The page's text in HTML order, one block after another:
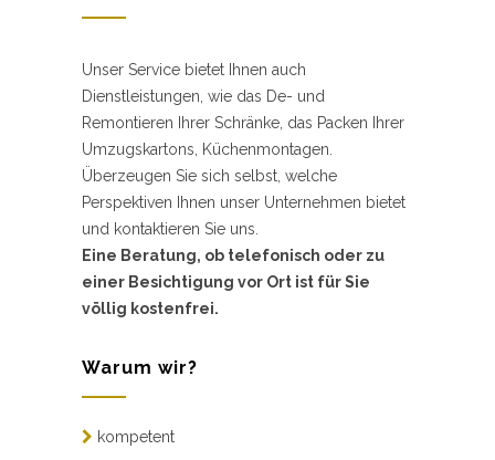
Unser Service bietet Ihnen auch
Dienstleistungen, wie das De- und
Remontieren Ihrer Schränke, das Packen Ihrer
Umzugskartons, Küchenmontagen.
Überzeugen Sie sich selbst, welche
Perspektiven Ihnen unser Unternehmen bietet
und kontaktieren Sie uns.
Eine Beratung, ob telefonisch oder zu
einer Besichtigung vor Ort ist für Sie
völlig kostenfrei.
Warum wir?
kompetent